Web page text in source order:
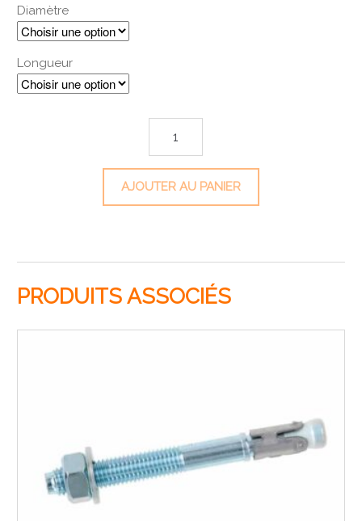
Diamètre
Longueur
AJOUTER AU PANIER
PRODUITS ASSOCIÉS